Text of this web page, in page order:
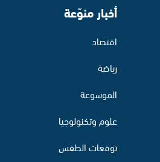
أخبار منوّعة
اقتصاد
رياضة
الموسوعة
علوم وتكنولوجيا
توقعات الطقس